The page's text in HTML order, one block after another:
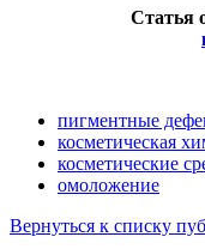
Статья
пигментные
косметическая
косметические
омоложение
Вернуться к списку